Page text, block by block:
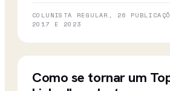
COLUNISTA REGULAR, 26
2017 E 2023
CBN CAMPINAS
Como se tornar um